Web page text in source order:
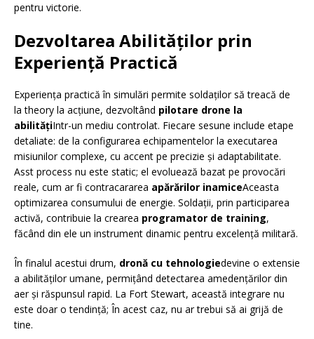
pentru victorie.
Dezvoltarea Abilităților prin
Experiență Practică
Experiența practică în simulări permite soldaților să treacă de
la theory la acțiune, dezvoltând pilotare drone la
abilitățiIntr-un mediu controlat. Fiecare sesune include etape
detaliate: de la configurarea echipamentelor la executarea
misiunilor complexe, cu accent pe precizie și adaptabilitate.
Asst process nu este static; el evoluează bazat pe provocări
reale, cum ar fi contracararea apărărilor inamiceAceasta
optimizarea consumului de energie. Soldații, prin participarea
activă, contribuie la crearea programator de training,
făcând din ele un instrument dinamic pentru excelență militară.
În finalul acestui drum, dronă cu tehnologiedevine o extensie
a abilităților umane, permițând detectarea amedențărilor din
aer și răspunsul rapid. La Fort Stewart, această integrare nu
este doar o tendință; În acest caz, nu ar trebui să ai grijă de
tine.